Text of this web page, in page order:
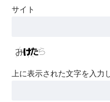
サイト
上に表示された文字を入力